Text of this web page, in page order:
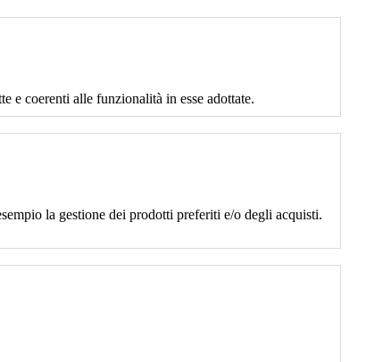
e coerenti alle funzionalità in esse adottate.
la gestione dei prodotti preferiti e/o degli acquisti.